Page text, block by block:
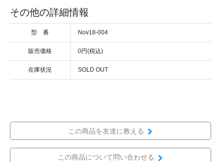
その他の詳細情報
型 番 Nov18-004
販売価格 0円(税込)
在庫状況 SOLD OUT
この商品を友達に教える
この商品について問い合わせる